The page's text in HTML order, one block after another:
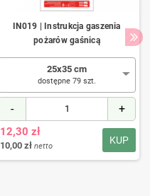
IN019 | Instrukcja gaszenia
pożarów gaśnicą
25x35 cm
dostępne 79 szt.
- +
KUP
12,30 zł
10,00 zł netto